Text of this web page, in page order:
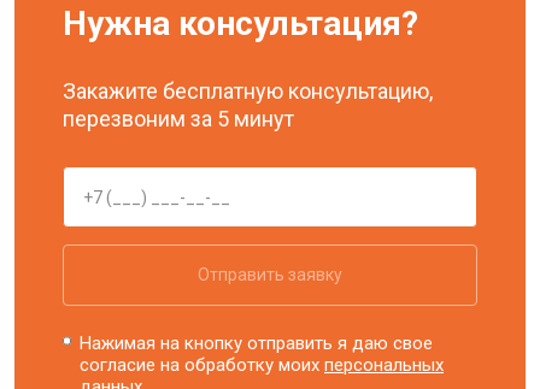
Нужна консультация?
Закажите бесплатную консультацию,
перезвоним за 5 минут
Отправить заявку
Нажимая на кнопку отправить я даю свое
согласие на обработку моихперсональных